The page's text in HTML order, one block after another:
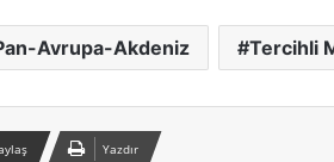
Avrupa-Akdeniz Tercihli
Yazdır